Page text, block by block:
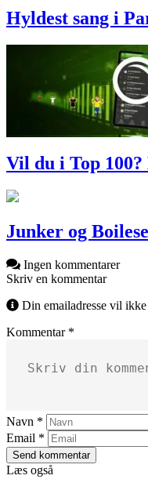
Hyldest sang i
Vil du i Top
Junker og
Ingen kommentarer
Skriv en kommentar
Din emailadresse vil
Kommentar *
Navn *
Email *
Send kommentar
Læs også